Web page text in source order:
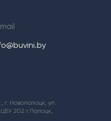
г. Новополоцк, ул.
202 г.Полоцк,